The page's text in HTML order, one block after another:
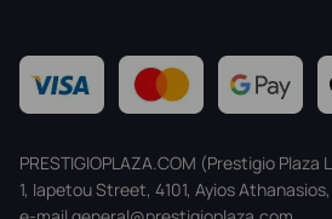
PRESTIGIOPLAZA.COM (Prestigio Plaza
1, Iapetou Street, 4101, Ayios